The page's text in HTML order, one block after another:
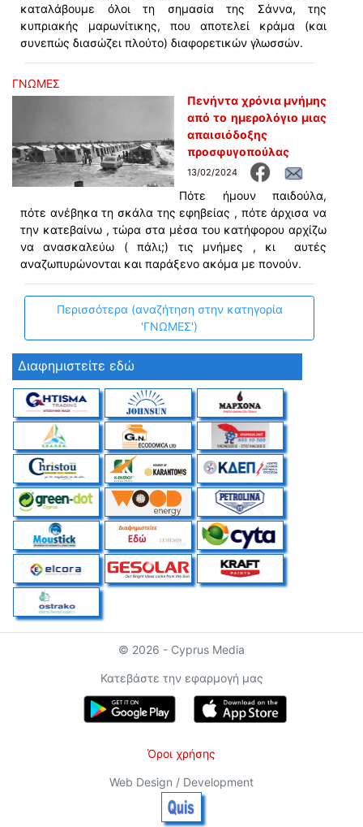
καταλάβουμε όλοι τη σημασία της Σάννα, της
κυπριακής μαρωνίτικης, που αποτελεί κράμα (και
συνεπώς διασώζει πλούτο) διαφορετικών γλωσσών.
ΓΝΩΜΕΣ
Πενήντα χρόνια μνήμης
από το ημερολόγιο μιας
απαισιόδοξης
προσφυγοπούλας
13/02/2024
Πότε ήμουν παιδούλα,
πότε ανέβηκα τη σκάλα της εφηβείας , πότε άρχισα να
την κατεβαίνω , τώρα στα μέσα του κατήφορου αρχίζω
να ανασκαλεύω ( πάλι;) τις μνήμες , κι αυτές
αναζωπυρώνονται και παράξενο ακόμα με πονούν.
Περισσότερα (αναζήτηση στην κατηγορία
'ΓΝΩΜΕΣ')
Διαφημιστείτε εδώ
© 2026 - Cyprus Media
Κατεβάστε την εφαρμογή μας
Όροι χρήσης
Web Design / Development